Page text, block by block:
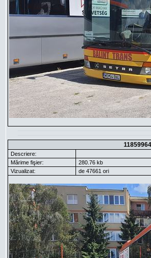
Descriere:
Mărime fişier:
280.76 kb
Vizualizat:
de 47661 ori